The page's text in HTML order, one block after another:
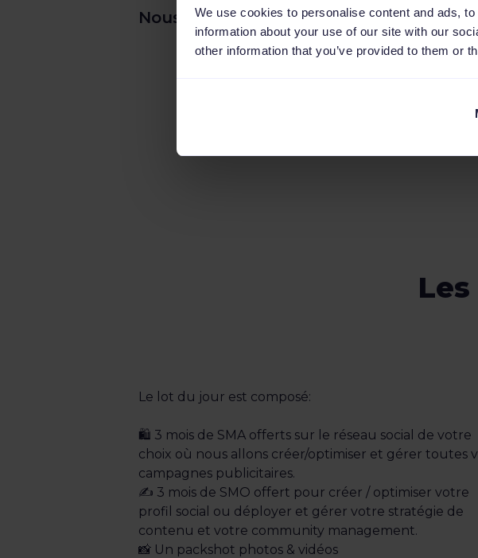
We use cookies to personalise content and ads,
information about your use of our site with our
other information that you’ve provided to them or
Nous suivre
Le lot du jour est composé:
🛍️ 3 mois de SMA offerts sur le réseau social de votre
choix où nous allons créer/optimiser et gérer toutes
campagnes publicitaires.
✍️ 3 mois de SMO offert pour créer / optimiser votre
profil social ou déployer et gérer votre stratégie de
contenu et votre community management.
📸 Un packshot photos & vidéos